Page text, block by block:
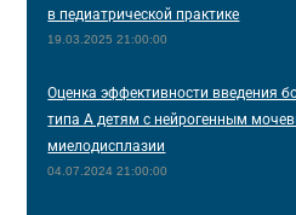
в педиатрической практике
19.03.2025 21:00:00
Оценка эффективности введения
типа А детям с нейрогенным
миелодисплазии
04.07.2024 21:00:00